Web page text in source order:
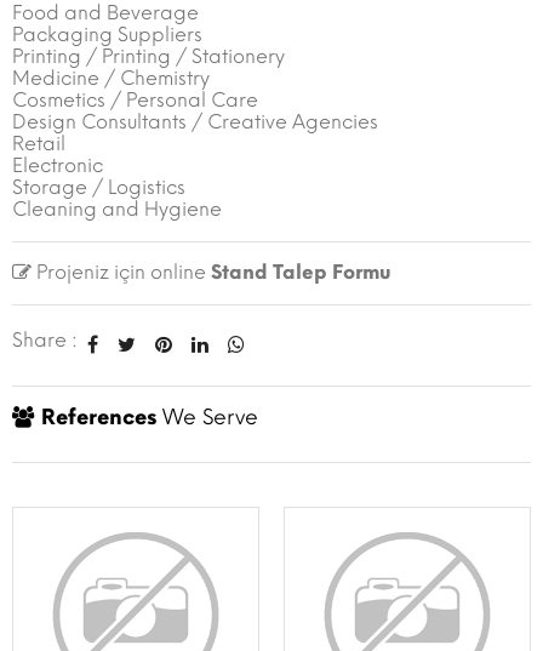
Food and Beverage
Packaging Suppliers
Printing / Printing / Stationery
Medicine / Chemistry
Cosmetics / Personal Care
Design Consultants / Creative Agencies
Retail
Electronic
Storage / Logistics
Cleaning and Hygiene
Projeniz için online Stand Talep Formu
Share :
References We Serve